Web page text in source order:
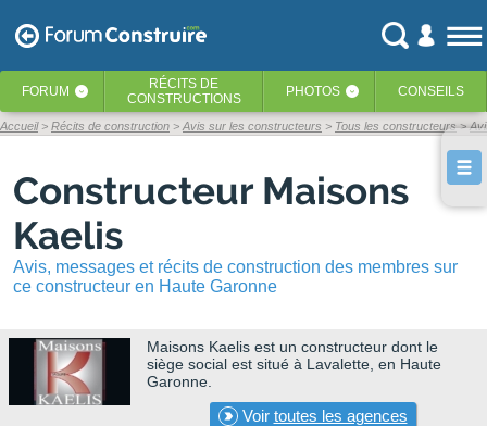
FORUM ‹ RÉCITS DE
CONSTRUCTIONS
PHOTOS ‹ CONSEILS
Accueil Récits de construction Avis sur les constructeurs Tous les constructeurs
Constructeur Maisons
Kaelis
Avis, messages et récits de construction des membres sur
ce constructeur en Haute Garonne
Maisons Kaelis est un constructeur dont le
siège social est situé à Lavalette, en Haute
Garonne.
Voir toutes les agences